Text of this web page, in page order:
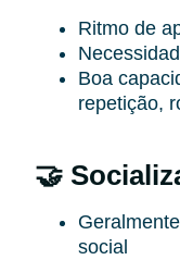
Ritmo de
Boa
repetição,
🤝
social